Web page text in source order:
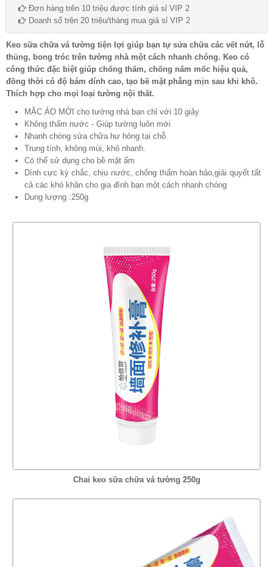
Đơn hàng trên 10 triệu được tính giá sỉ VIP 2
Doanh số trên 20 triệu/tháng mua giá sỉ VIP 2
Keo sữa chữa vá tường tiện lợi giúp bạn tự sửa chữa các vết nứt, lỗ
thủng, bong tróc trên tường nhà một cách nhanh chóng. Keo có
công thức đặc biệt giúp chống thấm, chống nấm mốc hiệu quả,
đồng thời có độ bám dính cao, tạo bề mặt phẳng mịn sau khi khô.
Thích hợp cho mọi loại tường nội thất.
MẶC ÁO MỚI cho tường nhà bạn chỉ với 10 giây
Không thấm nước - Giúp tường luôn mới
Nhanh chóng sửa chữa hư hỏng tại chỗ
Trung tính, không mùi, khô nhanh.
Có thể sử dụng cho bề mặt ẩm
Dính cực kỳ chắc, chịu nước, chống thấm hoàn hảo,giải quyết tất
cả các khó khăn cho gia đình bạn một cách nhanh chóng
Dung lượng :250g
Chai keo sữa chữa vá tường 250g